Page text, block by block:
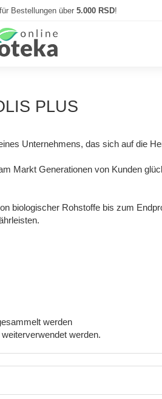
Bestellungen über 5.000 RSD!
PLUS
Unternehmens, das sich auf die
Markt Generationen von Kunden
biologischer Rohstoffe bis zum
werden
werden.